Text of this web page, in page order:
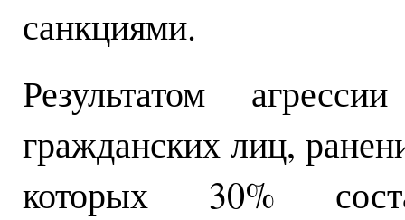
санкциями.
Результатом
гражданских лиц,
которых 30%